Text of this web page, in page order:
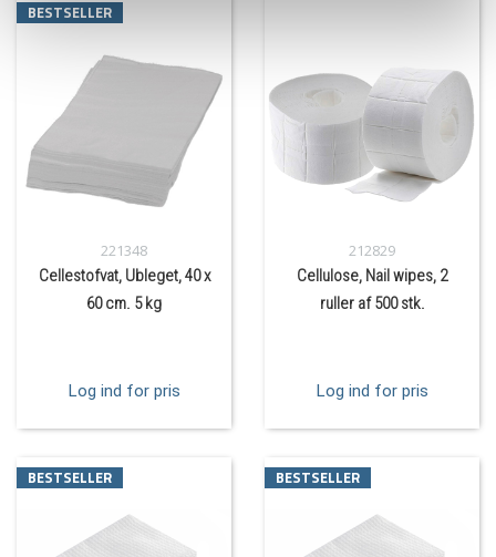
BESTSELLER
221348
Cellestofvat, Ubleget, 40 x
60 cm. 5 kg
Log ind for pris
212829
Cellulose, Nail wipes, 2
ruller af 500 stk.
Log ind for pris
BESTSELLER BESTSELLER